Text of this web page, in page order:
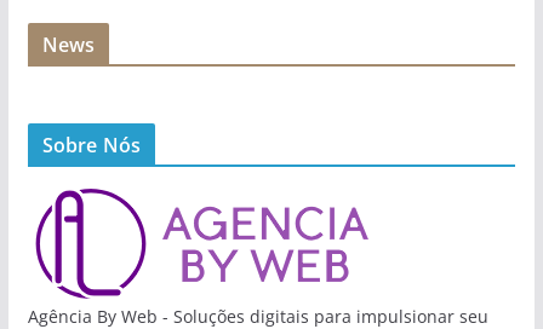
News
Sobre Nós
Agência By Web - Soluções digitais para impulsionar seu